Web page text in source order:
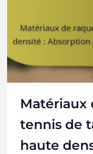
Matériaux
tennis de
haute